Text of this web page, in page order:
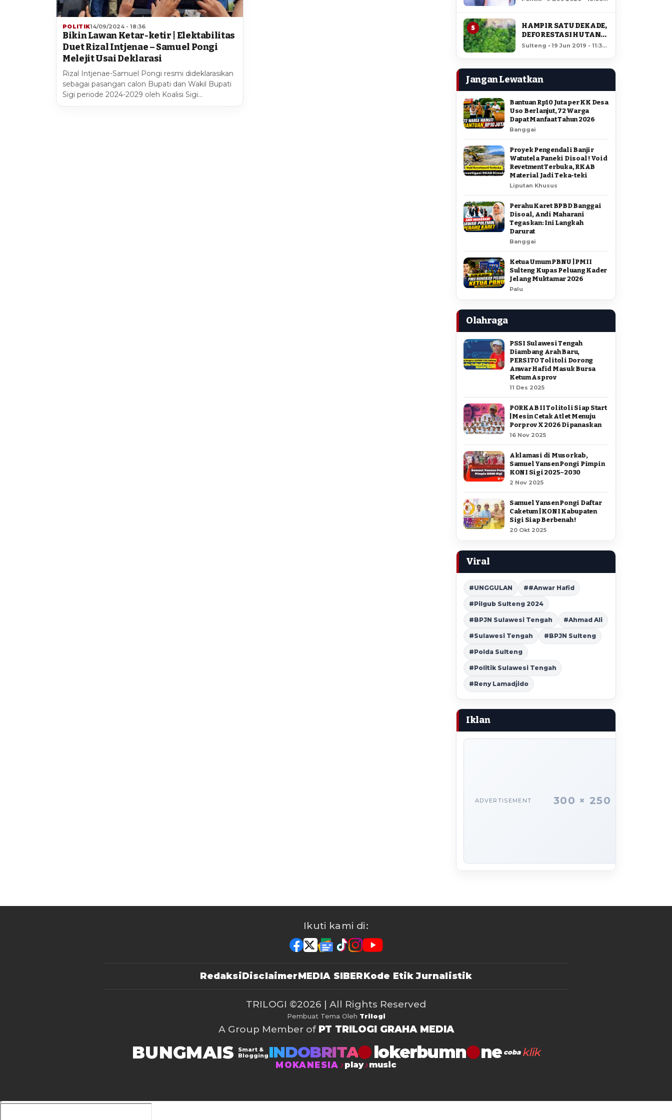
POLITIK14/09/2024 - 18:36
Bikin Lawan Ketar-ketir | Elektabilitas
Duet Rizal Intjenae – Samuel Pongi
Melejit Usai Deklarasi
Rizal Intjenae-Samuel Pongi resmi dideklarasikan
sebagai pasangan calon Bupati dan Wakil Bupati
Sigi periode 2024-2029 oleh Koalisi Sigi…
5
HAMPIR SATU DEKADE,
DEFORESTASI HUTAN
LORE LINDU MENCAPAI
Sulteng • 19 Jun 2019 - 11:34
Jangan Lewatkan
Bantuan Rp10 Juta per KK Desa
Uso Berlanjut, 72 Warga
Dapat Manfaat Tahun 2026
Banggai
Proyek Pengendali Banjir
Watutela Paneki Disoal ! Void
Revetment Terbuka, RKAB
Material Jadi Teka-teki
Liputan Khusus
Perahu Karet BPBD Banggai
Disoal, Andi Maharani
Tegaskan: Ini Langkah
Darurat
Banggai
Ketua Umum PBNU | PMII
Sulteng Kupas Peluang Kader
Jelang Muktamar 2026
Palu
Olahraga
PSSI Sulawesi Tengah
Diambang Arah Baru,
PERSITO Tolitoli Dorong
Anwar Hafid Masuk Bursa
Ketum Asprov
11 Des 2025
PORKAB II Tolitoli Siap Start
| Mesin Cetak Atlet Menuju
Porprov X 2026 Dipanaskan
16 Nov 2025
Aklamasi di Musorkab,
Samuel Yansen Pongi Pimpin
KONI Sigi 2025–2030
2 Nov 2025
Samuel Yansen Pongi Daftar
Caketum | KONI Kabupaten
Sigi Siap Berbenah !
20 Okt 2025
Viral
#UNGGULAN ##Anwar Hafid
#Pilgub Sulteng 2024
#BPJN Sulawesi Tengah #Ahmad Ali
#Sulawesi Tengah #BPJN Sulteng
#Polda Sulteng
#Politik Sulawesi Tengah
#Reny Lamadjido
Iklan
ADVERTISEMENT 300 × 250
Ikuti kami di:
RedaksiDisclaimerMEDIA SIBERKode Etik Jurnalistik
TRILOGI ©2026 | All Rights Reserved
Pembuat Tema Oleh Trilogi
A Group Member of PT TRILOGI GRAHA MEDIA
BUNGMAIS
Smart &
Blogging INDOBRITA lokerbumn coba klik
MOKANESIA play music